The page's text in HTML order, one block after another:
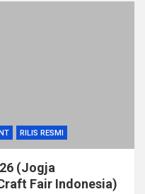
RILIS RESMI
(Jogja
Fair Indonesia)